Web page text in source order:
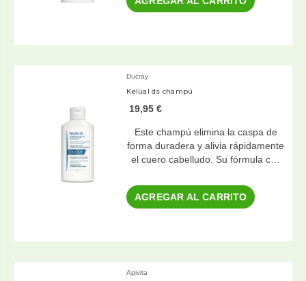
Ducray
Kelual ds champú
19,95 €
Este champú elimina la caspa de
forma duradera y alivia rápidamente
el cuero cabelludo. Su fórmula c…
AGREGAR AL CARRITO
Apivita